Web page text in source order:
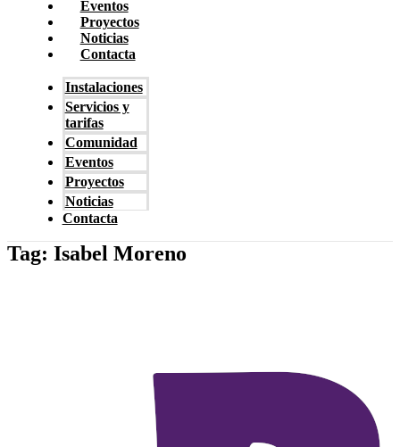
Eventos
Proyectos
Noticias
Contacta
Instalaciones
Servicios y
tarifas
Comunidad
Eventos
Proyectos
Noticias
Contacta
Tag: Isabel Moreno